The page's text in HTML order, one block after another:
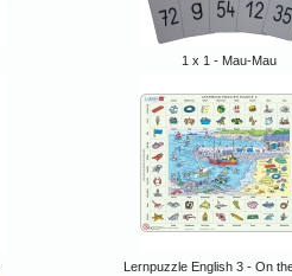
1 x 1 - Mau-Mau
Lernpuzzle English 3 - On